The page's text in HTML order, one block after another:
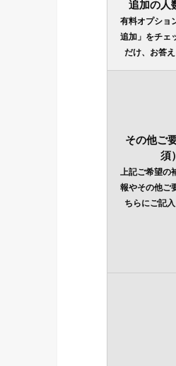
追加の人
有料オプショ
追加」をチェ
だけ、お答え
その他ご
須）
上記ご希望の
報やその他ご
ちらにご記入